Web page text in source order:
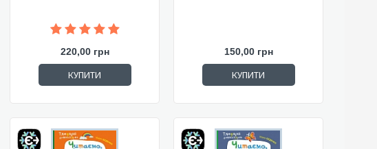
220,00 грн
КУПИТИ
150,00 грн
КУПИТИ